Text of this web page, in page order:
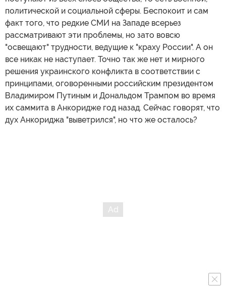
политической и социальной сферы. Беспокоит и сам
факт того, что редкие СМИ на Западе всерьез
рассматривают эти проблемы, но зато вовсю
"освещают" трудности, ведущие к "краху России". А он
все никак не наступает. Точно так же нет и мирного
решения украинского конфликта в соответствии с
принципами, оговоренными российским президентом
Владимиром Путиным и Дональдом Трампом во время
их саммита в Анкоридже год назад. Сейчас говорят, что
дух Анкориджа "выветрился", но что же осталось?